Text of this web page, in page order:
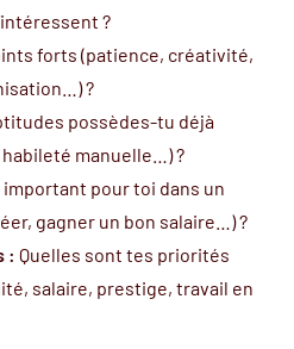
?
forts (patience, créativité,
?
possèdes-tu déjà
manuelle…) ?
important pour toi dans un
gagner un bon salaire…) ?
: Quelles sont tes priorités
salaire, prestige, travail en